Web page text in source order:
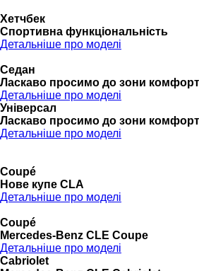
Хетчбек
Спортивна функціональність
Детальніше про моделі
Седан
Ласкаво просимо до зони
Детальніше про моделі
Універсал
Ласкаво просимо до зони
Детальніше про моделі
Coupé
Нове купе CLA
Детальніше про моделі
Coupé
Mercedes-Benz CLE Coupe
Детальніше про моделі
Cabriolet